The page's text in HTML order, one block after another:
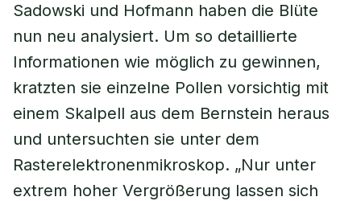
Sadowski und Hofmann haben die Blüte
nun neu analysiert. Um so detaillierte
Informationen wie möglich zu gewinnen,
kratzten sie einzelne Pollen vorsichtig mit
einem Skalpell aus dem Bernstein heraus
und untersuchten sie unter dem
Rasterelektronenmikroskop. „Nur unter
extrem hoher Vergrößerung lassen sich